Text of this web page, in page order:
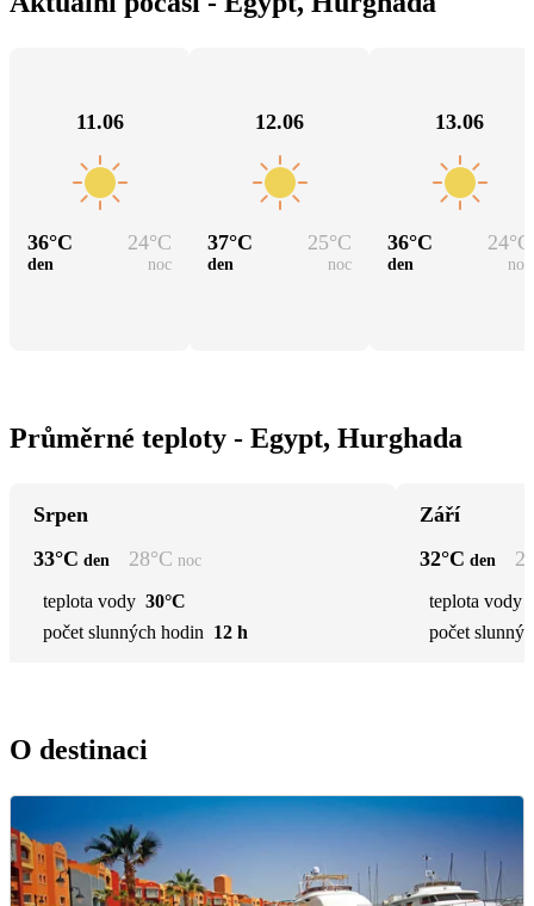
11.06
36°C 24°C
den noc
12.06
37°C 25°C
den noc
13.06
36°C 24°C
den noc
Průměrné teploty - Egypt, Hurghada
Srpen
33°C den 28°C noc
teplota vody 30°C
počet slunných hodin 12 h
Září
32°C den
teplota vody
počet
O destinaci